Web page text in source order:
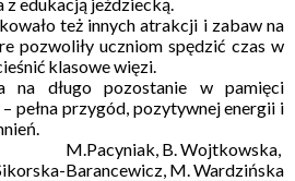
też innych atrakcji i zabaw na
pozwoliły uczniom spędzić czas w
klasowe więzi.
na długo pozostanie w pamięci
pełna przygód, pozytywnej energii i
M.Pacyniak, B. Wojtkowska,
Barancewicz, M. Wardzińska